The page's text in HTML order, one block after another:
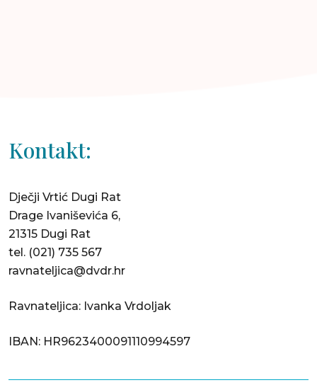
Kontakt:
Dječji Vrtić Dugi Rat
Drage Ivaniševića 6,
21315 Dugi Rat
tel. (021) 735 567
ravnateljica@dvdr.hr
Ravnateljica: Ivanka Vrdoljak
IBAN: HR9623400091110994597